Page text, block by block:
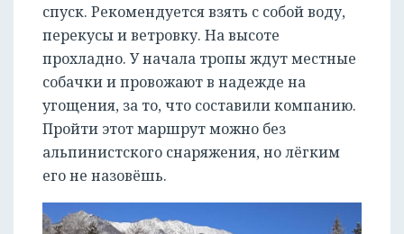
спуск. Рекомендуется взять с собой воду,
перекусы и ветровку. На высоте
прохладно. У начала тропы ждут местные
собачки и провожают в надежде на
угощения, за то, что составили компанию.
Пройти этот маршрут можно без
альпинистского снаряжения, но лёгким
его не назовёшь.